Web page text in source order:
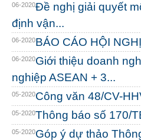
06-2020Đề nghị giải quyết
định vận...
06-2020BÁO CÁO HỘI
06-2020Giới thiệu doanh
nghiệp ASEAN + 3...
05-2020Công văn 48/CV-
05-2020Thông báo số 170/
05-2020Góp ý dự thảo